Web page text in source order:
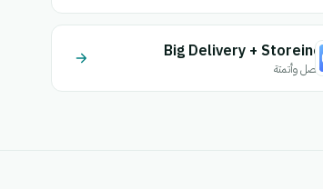
Big Delivery + Storeino
اتصل وأتمتة